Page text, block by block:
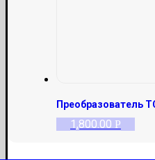
Преобразователь
1,800.00 Р